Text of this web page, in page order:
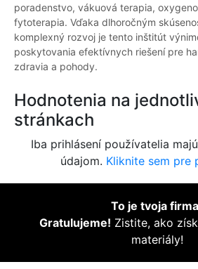
poradenstvo, vákuová terapia,
fytoterapia. Vďaka dlhoročným
komplexný rozvoj je tento inštitút
poskytovania efektívnych riešení pre
zdravia a pohody.
Hodnotenia na
stránkach
Iba prihlásení používatelia
údajom. Kliknite sem pre
To je tvoja firma
Gratulujeme! Zistite, ako
materiály!